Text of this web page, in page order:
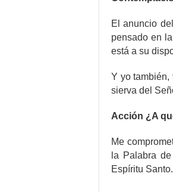
El anuncio
pensado en
está a su
Y yo también,
sierva del
Acción ¿A
Me
la Palabra
Espíritu Santo.